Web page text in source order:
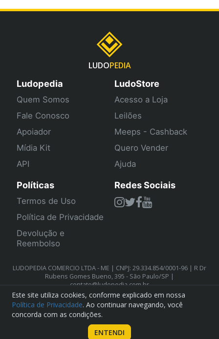
LUDOPEDIA
Ludopedia
Quem Somos
Fale Conosco
Apoiador
Mídia Kit
API
LudoStore
Acesso a Loja
Leilões
Meeps - Cashback
Quero Vender
Ajuda
Políticas
Termos de Uso
Política de Privacidade
Devolução e
Reembolso
Redes Sociais
LUDOPEDIA COMERCIO LTDA - ME | CNPJ: 29.334.854/0001-96 | R Dr
Rubens Gomes Bueno, 395 - São Paulo/SP |
contato@ludopedia.com.br
Este site utiliza cookies, conforme explicado em nossa
Política de Privacidade. Ao continuar navegando, você
concorda com as condições.
ENTENDI